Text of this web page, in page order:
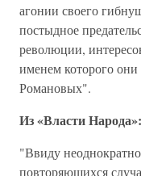
агонии своего
постыдное
революции,
именем которого
Романовых".
Из «Власти Народа»:
"Ввиду
повторяющихся